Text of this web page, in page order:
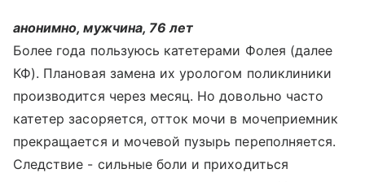
анонимно, мужчина, 76 лет
Более года пользуюсь катетерами Фолея (далее
КФ). Плановая замена их урологом поликлиники
производится через месяц. Но довольно часто
катетер засоряется, отток мочи в мочеприемник
прекращается и мочевой пузырь переполняется.
Следствие - сильные боли и приходиться